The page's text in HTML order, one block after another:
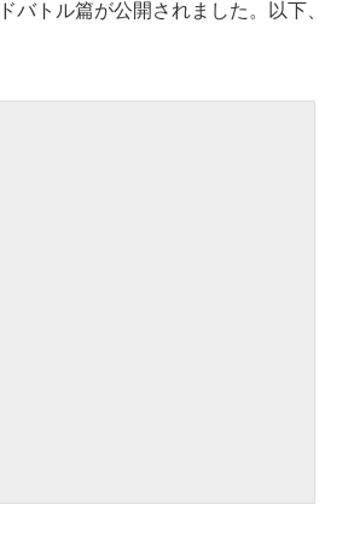
バトル篇が公開されました。以下、